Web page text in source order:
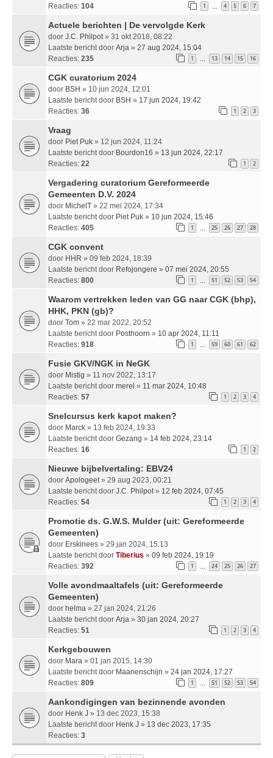
Reacties: 104 1 … 4 5 6 7
Actuele berichten | De vervolgde Kerk
door J.C. Philpot » 31 okt 2018, 08:22
Laatste bericht door Arja » 27 aug 2024, 15:04
Reacties: 235 1 … 13 14 15 16
CGK curatorium 2024
door BSH » 10 jun 2024, 12:01
Laatste bericht door BSH » 17 jun 2024, 19:42
Reacties: 36 1 2 3
Vraag
door Piet Puk » 12 jun 2024, 11:24
Laatste bericht door Bourdon16 » 13 jun 2024, 22:17
Reacties: 22 1 2
Vergadering curatorium Gereformeerde
Gemeenten D.V. 2024
door MichelT » 22 mei 2024, 17:34
Laatste bericht door Piet Puk » 10 jun 2024, 15:46
Reacties: 405 1 … 25 26 27 28
CGK convent
door HHR » 09 feb 2024, 18:39
Laatste bericht door Refojongere » 07 mei 2024, 20:55
Reacties: 800 1 … 51 52 53 54
Waarom vertrekken leden van GG naar CGK (bhp),
HHK, PKN (gb)?
door Tom » 22 mar 2022, 20:52
Laatste bericht door Posthoorn » 10 apr 2024, 11:11
Reacties: 918 1 … 59 60 61 62
Fusie GKV/NGK in NeGK
door Mistig » 11 nov 2022, 13:17
Laatste bericht door merel » 11 mar 2024, 10:48
Reacties: 57 1 2 3 4
Snelcursus kerk kapot maken?
door Marck » 13 feb 2024, 19:33
Laatste bericht door Gezang » 14 feb 2024, 23:14
Reacties: 16 1 2
Nieuwe bijbelvertaling: EBV24
door Apologeet » 29 aug 2023, 00:21
Laatste bericht door J.C. Philpot » 12 feb 2024, 07:45
Reacties: 54 1 2 3 4
Promotie ds. G.W.S. Mulder (uit: Gereformeerde
Gemeenten)
door Erskinees » 29 jan 2024, 15:13
Laatste bericht door Tiberius » 09 feb 2024, 19:19
Reacties: 392 1 … 24 25 26 27
Volle avondmaaltafels (uit: Gereformeerde
Gemeenten)
door helma » 27 jan 2024, 21:26
Laatste bericht door Arja » 30 jan 2024, 20:27
Reacties: 51 1 2 3 4
Kerkgebouwen
door Mara » 01 jan 2015, 14:30
Laatste bericht door Maanenschijn » 24 jan 2024, 17:27
Reacties: 809 1 … 51 52 53 54
Aankondigingen van bezinnende avonden
door Henk J » 13 dec 2023, 15:38
Laatste bericht door Henk J » 13 dec 2023, 17:35
Reacties: 3